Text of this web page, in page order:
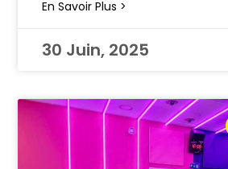
En Savoir Plus >
30 Juin, 2025